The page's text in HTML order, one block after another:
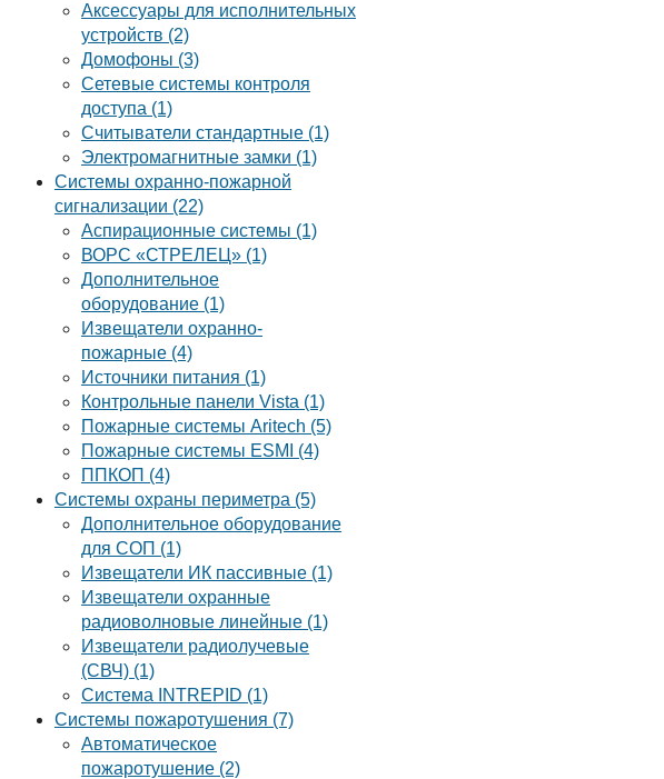
Аксессуары для исполнительных
устройств (2)
Домофоны (3)
Сетевые системы контроля
доступа (1)
Считыватели стандартные (1)
Электромагнитные замки (1)
Системы охранно-пожарной
сигнализации (22)
Аспирационные системы (1)
ВОРС «СТРЕЛЕЦ» (1)
Дополнительное
оборудование (1)
Извещатели охранно-
пожарные (4)
Источники питания (1)
Контрольные панели Vista (1)
Пожарные системы Aritech (5)
Пожарные системы ESMI (4)
ППКОП (4)
Системы охраны периметра (5)
Дополнительное оборудование
для СОП (1)
Извещатели ИК пассивные (1)
Извещатели охранные
радиоволновые линейные (1)
Извещатели радиолучевые
(СВЧ) (1)
Система INTREPID (1)
Системы пожаротушения (7)
Автоматическое
пожаротушение (2)